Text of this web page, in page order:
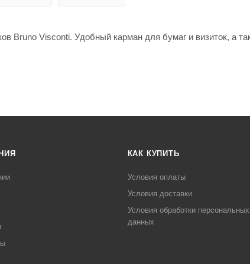
Bruno Visconti. Удобный карман для бумаг и визиток, а
КАК КУПИТЬ
Условия оплаты
Условия доставки
Условия обработки персональных
данных